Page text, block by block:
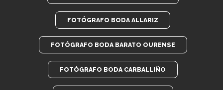
FOTÓGRAFO BODA ALLARIZ
FOTÓGRAFO BODA BARATO OURENSE
FOTÓGRAFO BODA CARBALLIÑO